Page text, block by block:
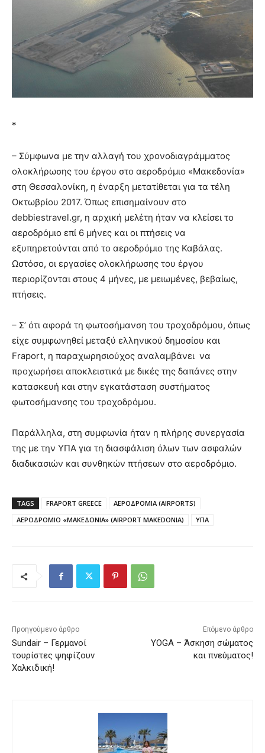
*
– Σύμφωνα με την αλλαγή του χρονοδιαγράμματος
ολοκλήρωσης του έργου στο αεροδρόμιο «Μακεδονία»
στη Θεσσαλονίκη, η έναρξη μετατίθεται για τα τέλη
Οκτωβρίου 2017. Όπως επισημαίνουν στο
debbiestravel.gr, η αρχική μελέτη ήταν να κλείσει το
αεροδρόμιο επί 6 μήνες και οι πτήσεις να
εξυπηρετούνται από το αεροδρόμιο της Καβάλας.
Ωστόσο, οι εργασίες ολοκλήρωσης του έργου
περιορίζονται στους 4 μήνες, με μειωμένες, βεβαίως,
πτήσεις.
– Σ’ ότι αφορά τη φωτοσήμανση του τροχοδρόμου, όπως
είχε συμφωνηθεί μεταξύ ελληνικού δημοσίου και
Fraport, η παραχωρησιούχος αναλαμβάνει να
προχωρήσει αποκλειστικά με δικές της δαπάνες στην
κατασκευή και στην εγκατάσταση συστήματος
φωτοσήμανσης του τροχοδρόμου.
Παράλληλα, στη συμφωνία ήταν η πλήρης συνεργασία
της με την ΥΠΑ για τη διασφάλιση όλων των ασφαλών
διαδικασιών και συνθηκών πτήσεων στο αεροδρόμιο.
TAGS FRAPORT GREECE
ΑΕΡΟΔΡΟΜΙΑ (AIRPORTS)
ΑΕΡΟΔΡΟΜΙΟ «ΜΑΚΕΔΟΝΙΑ» (AIRPORT MAKEDONIA)
ΥΠΑ
Προηγούμενο άρθρο
Sundair – Γερμανοί
τουρίστες ψηφίζουν
Χαλκιδική!
Επόμενο άρθρο
YOGA – Άσκηση σώματος
και πνεύματος!